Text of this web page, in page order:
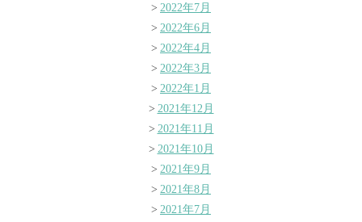
2022年7月
2022年6月
2022年4月
2022年3月
2022年1月
2021年12月
2021年11月
2021年10月
2021年9月
2021年8月
2021年7月